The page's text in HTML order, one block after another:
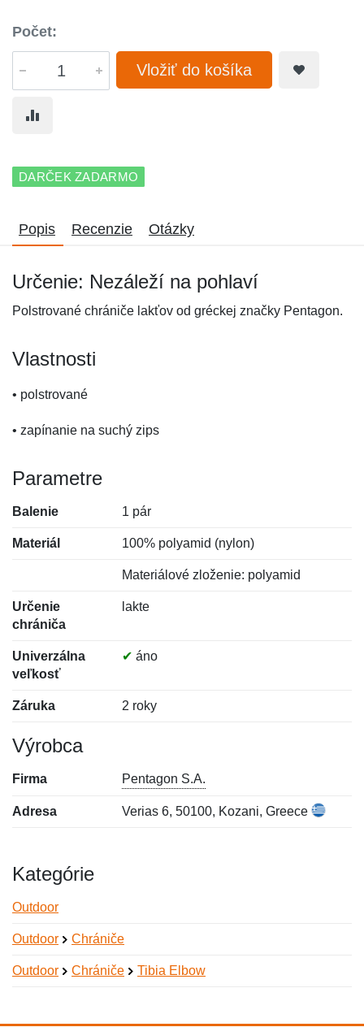
Počet:
Vložiť do košíka
DARČEK ZADARMO
Popis Recenzie Otázky
Určenie: Nezáleží na pohlaví
Polstrované chrániče lakťov od gréckej značky Pentagon.
Vlastnosti
• polstrované
• zapínanie na suchý zips
Parametre
Balenie 1 pár
Materiál 100% polyamid (nylon)
Materiálové zloženie: polyamid
Určenie
chrániča
lakte
Univerzálna
veľkosť
✔ áno
Záruka 2 roky
Výrobca
Firma Pentagon S.A.
Adresa Verias 6, 50100, Kozani, Greece
Kategórie
Outdoor
Outdoor Chrániče
Outdoor Chrániče Tibia Elbow